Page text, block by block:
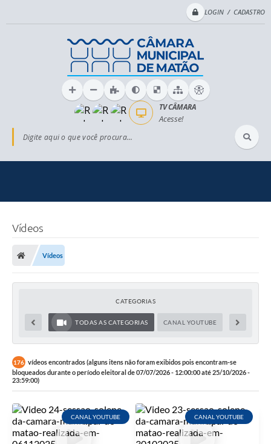
LOGIN / CADASTRO
Digite aqui o que você procura...
TV CÂMARA
Acesse!
Vídeos
Vídeos
CATEGORIAS
TODAS AS CATEGORIAS CANAL YOUTUBE
176 vídeos encontrados (alguns itens não foram exibidos pois encontram-se
bloqueados durante o período eleitoral de 07/07/2026 - 12:00:00 até 25/10/2026 -
23:59:00)
CANAL YOUTUBE CANAL YOUTUBE